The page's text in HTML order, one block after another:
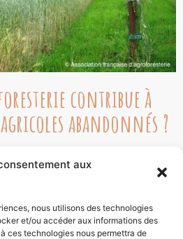
aux
nous utilisons des technologies
et/ou accéder aux informations des
ces technologies nous permettra de
contribue à
abandonnés ?
où les terres agricoles
cette méthode permet de les